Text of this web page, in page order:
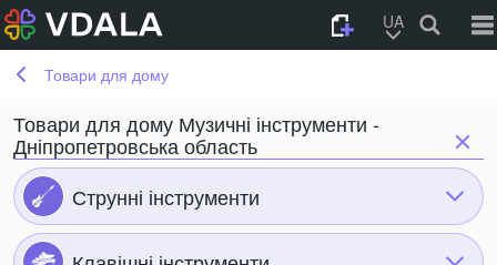
UA
Товари для дому
Товари для дому Музичні інструменти -
Дніпропетровська область
Струнні інструменти